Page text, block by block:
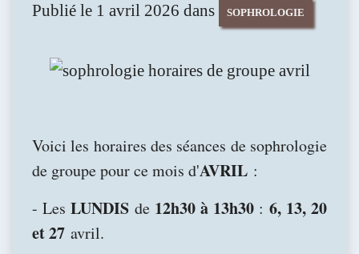
Publié le 1 avril 2026 dans SOPHROLOGIE
Voici les horaires des séances de sophrologie
de groupe pour ce mois d'AVRIL :
- LesLUNDIS de 12h30 à 13h30 : 6, 13, 20
et 27 avril.